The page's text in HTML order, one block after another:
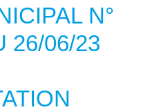
N°
26/06/23